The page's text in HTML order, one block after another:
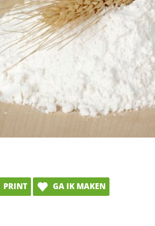
PRINT
GA IK MAKEN